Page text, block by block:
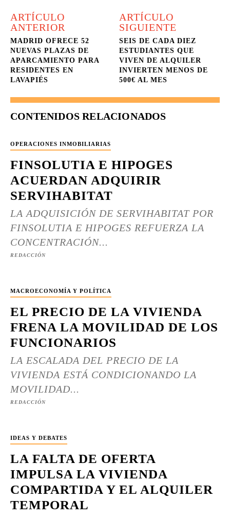
ARTÍCULO
ANTERIOR
MADRID OFRECE 52
NUEVAS PLAZAS DE
APARCAMIENTO PARA
RESIDENTES EN
LAVAPIÉS
ARTÍCULO
SIGUIENTE
SEIS DE CADA DIEZ
ESTUDIANTES QUE
VIVEN DE ALQUILER
INVIERTEN MENOS DE
500€ AL MES
CONTENIDOS RELACIONADOS
OPERACIONES INMOBILIARIAS
FINSOLUTIA E HIPOGES
ACUERDAN ADQUIRIR
SERVIHABITAT
LA ADQUISICIÓN DE SERVIHABITAT POR
FINSOLUTIA E HIPOGES REFUERZA LA
CONCENTRACIÓN...
REDACCIÓN
MACROECONOMÍA Y POLÍTICA
EL PRECIO DE LA VIVIENDA
FRENA LA MOVILIDAD DE LOS
FUNCIONARIOS
LA ESCALADA DEL PRECIO DE LA
VIVIENDA ESTÁ CONDICIONANDO LA
MOVILIDAD...
REDACCIÓN
IDEAS Y DEBATES
LA FALTA DE OFERTA
IMPULSA LA VIVIENDA
COMPARTIDA Y EL ALQUILER
TEMPORAL